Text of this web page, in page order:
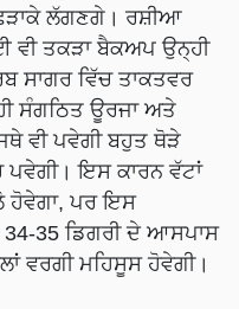
ਛੜਾਕੇ ਲੱਗਣਗੇ। ਰਸ਼ੀਆ
ਵੀ ਤਕੜਾ ਬੈਕਅਪ ਉਨ੍ਹੀ
ਸਾਗਰ ਵਿੱਚ ਤਾਕਤਵਰ
ਸੰਗਠਿਤ ਊਰਜਾ ਅਤੇ
ਵੀ ਪਵੇਗੀ ਬਹੁਤ ਥੋੜੇ
ਪਵੇਗੀ। ਇਸ ਕਾਰਨ ਵੱਟਾਂ
ਹੋਵੇਗਾ, ਪਰ ਇਸ
34-35 ਡਿਗਰੀ ਦੇ ਆਸਪਾਸ
ਵਰਗੀ ਮਹਿਸੂਸ ਹੋਵੇਗੀ।